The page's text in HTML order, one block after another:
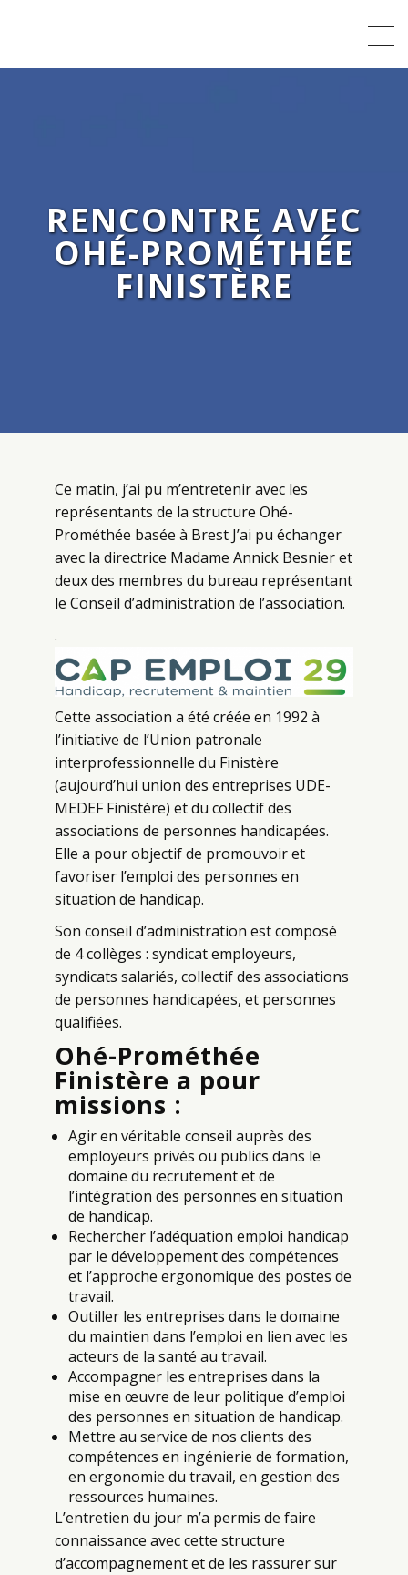
RENCONTRE AVEC
OHÉ-PROMÉTHÉE
FINISTÈRE
Ce matin, j’ai pu m’entretenir avec les
représentants de la structure Ohé-
Prométhée basée à Brest J’ai pu échanger
avec la directrice Madame Annick Besnieret
deux des membres du bureau représentant
le Conseil d’administration de l’association.
.
Cette association a été créée en 1992 à
l’initiative de l’Union patronale
interprofessionnelle du Finistère
(aujourd’hui union des entreprises UDE-
MEDEF Finistère) et du collectif des
associations de personnes handicapées.
Elle a pour objectif de promouvoir et
favoriser l’emploi des personnes en
situation de handicap.
Son conseil d’administration est composé
de 4 collèges : syndicat employeurs,
syndicats salariés, collectif des associations
de personnes handicapées, et personnes
qualifiées.
Ohé-Prométhée
Finistère a pour
missions :
Agir en véritable conseil auprès des
employeurs privés ou publics dans le
domaine du recrutement et de
l’intégration des personnes en situation
de handicap.
Rechercher l’adéquation emploi handicap
par le développement des compétences
et l’approche ergonomique des postes de
travail.
Outiller les entreprises dans le domaine
du maintien dans l’emploi en lien avec les
acteurs de la santé au travail.
Accompagner les entreprises dans la
mise en œuvre de leur politique d’emploi
des personnes en situation de handicap.
Mettre au service de nos clients des
compétences en ingénierie de formation,
en ergonomie du travail, en gestion des
ressources humaines.
L’entretien du jour m’a permis de faire
connaissance avec cette structure
d’accompagnement et de les rassurer sur